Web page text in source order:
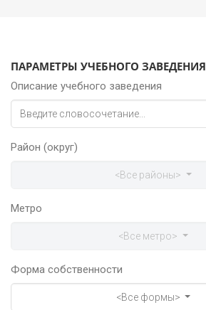
ПАРАМЕТРЫ УЧЕБНОГО ЗАВЕДЕНИЯ
Описание учебного заведения
Район (округ)
<Все районы>
Метро
<Все метро>
Форма собственности
<Все формы>